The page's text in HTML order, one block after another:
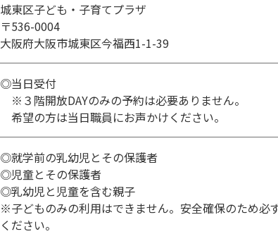
城東区子ども・子育てプラザ
〒536-0004
大阪府大阪市城東区今福西1-1-39
◎当日受付
※３階開放DAYのみの予約は必要ありません。
希望の方は当日職員にお声かけください。
◎就学前の乳幼児とその保護者
◎児童とその保護者
◎乳幼児と児童を含む親子
※子どものみの利用はできません。安全確保のため必
ください。